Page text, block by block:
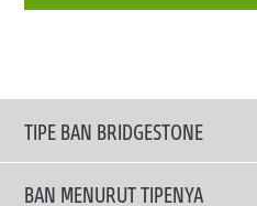
TIPE BAN BRIDGESTONE
BAN MENURUT TIPENYA